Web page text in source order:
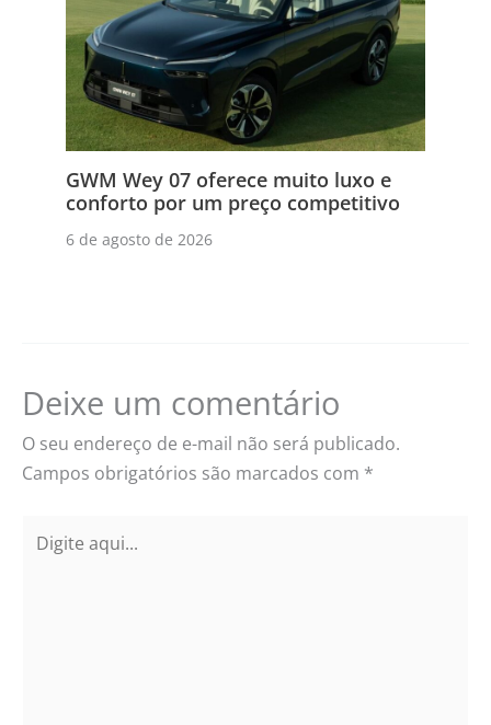
GWM Wey 07 oferece muito luxo e
conforto por um preço competitivo
6 de agosto de 2026
Deixe um comentário
O seu endereço de e-mail não será publicado.
Campos obrigatórios são marcados com *
aqui...